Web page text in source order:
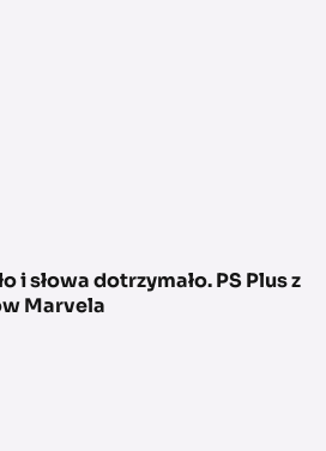
i słowa dotrzymało. PS Plus z
Marvela